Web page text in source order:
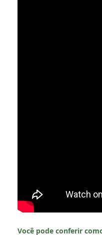
Você pode conferir